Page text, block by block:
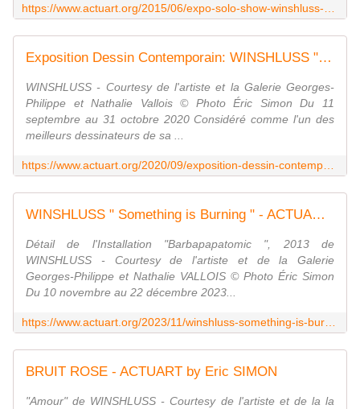
Exposition Dessin Contemporain: WINSHLUSS " Interférence rétroactive " - ACTUART by Eric SIMON
WINSHLUSS - Courtesy de l'artiste et la Galerie Georges-
Philippe et Nathalie Vallois © Photo Éric Simon Du 11
septembre au 31 octobre 2020 Considéré comme l'un des
meilleurs dessinateurs de sa ...
WINSHLUSS " Something is Burning " - ACTUART by Eric SIMON
Détail de l'Installation "Barbapapatomic ", 2013 de
WINSHLUSS - Courtesy de l'artiste et de la Galerie
Georges-Philippe et Nathalie VALLOIS © Photo Éric Simon
Du 10 novembre au 22 décembre 2023...
BRUIT ROSE - ACTUART by Eric SIMON
"Amour" de WINSHLUSS - Courtesy de l'artiste et de la la